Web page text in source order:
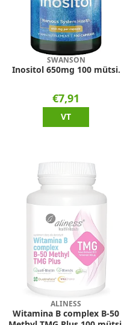
SWANSON
Inositol 650mg 100 mütsi.
€7,91
VT
ALINESS
Witamina B complex B-50